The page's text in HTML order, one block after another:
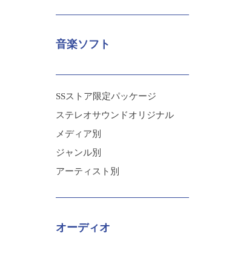
音楽ソフト
SSストア限定パッケージ
ステレオサウンドオリジナル
メディア別
ジャンル別
アーティスト別
オーディオ